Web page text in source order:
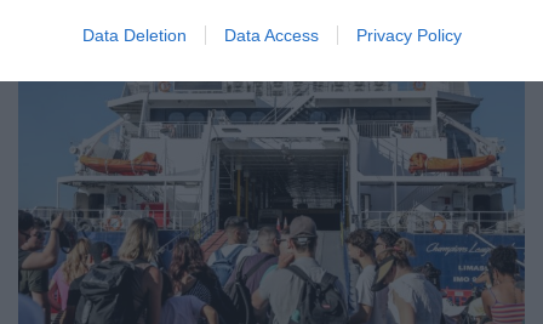
Data Deletion Data Access Privacy Policy